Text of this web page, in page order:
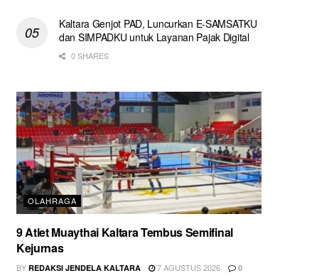
Kaltara Genjot PAD, Luncurkan E-SAMSATKU
dan SIMPADKU untuk Layanan Pajak Digital
0 SHARES
OLAHRAGA
9 Atlet Muaythai Kaltara Tembus Semifinal
Kejurnas
BY REDAKSI JENDELA KALTARA 7 AGUSTUS 2026 0